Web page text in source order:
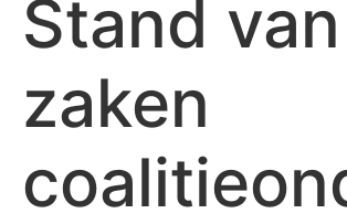
Stand van
zaken